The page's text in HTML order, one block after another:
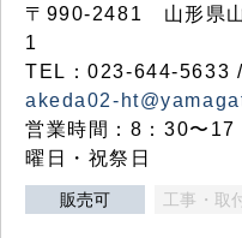
〒990-2481 山形県
1
TEL：023-644-5633
akeda02-
営業時間：8：30〜17
曜日・祝祭日
販売可 工事・取